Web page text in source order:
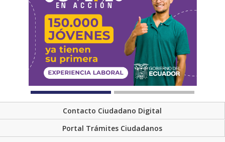
Contacto Ciudadano Digital
Portal Trámites Ciudadanos